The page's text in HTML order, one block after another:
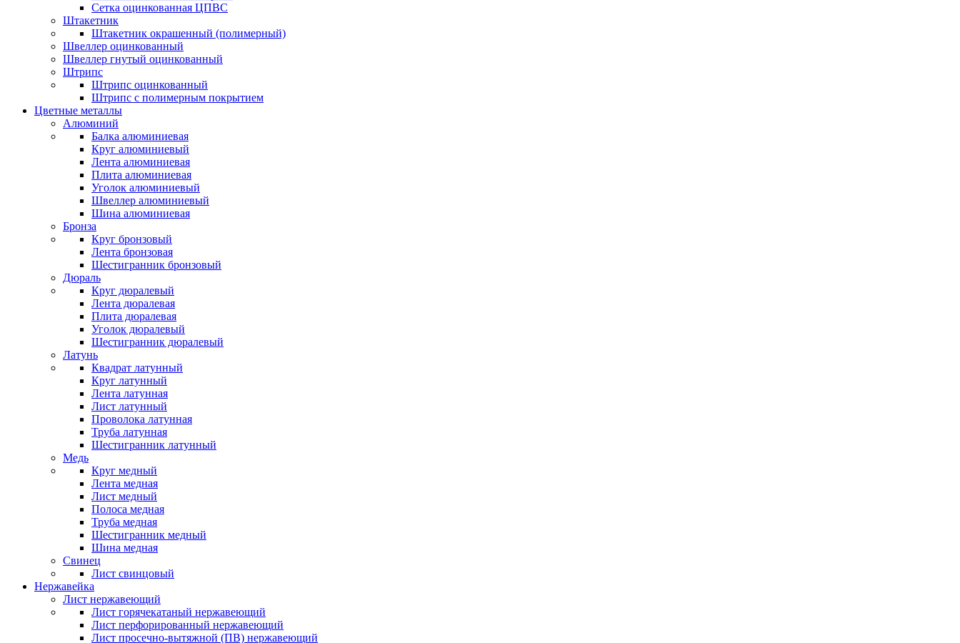
Сетка оцинкованная ЦПВС
Штакетник
Штакетник окрашенный (полимерный)
Швеллер оцинкованный
Швеллер гнутый оцинкованный
Штрипс
Штрипс оцинкованный
Штрипс с полимерным покрытием
Цветные металлы
Алюминий
Балка алюминиевая
Круг алюминиевый
Лента алюминиевая
Плита алюминиевая
Уголок алюминиевый
Швеллер алюминиевый
Шина алюминиевая
Бронза
Круг бронзовый
Лента бронзовая
Шестигранник бронзовый
Дюраль
Круг дюралевый
Лента дюралевая
Плита дюралевая
Уголок дюралевый
Шестигранник дюралевый
Латунь
Квадрат латунный
Круг латунный
Лента латунная
Лист латунный
Проволока латунная
Труба латунная
Шестигранник латунный
Медь
Круг медный
Лента медная
Лист медный
Полоса медная
Труба медная
Шестигранник медный
Шина медная
Свинец
Лист свинцовый
Нержавейка
Лист нержавеющий
Лист горячекатаный нержавеющий
Лист перфорированный нержавеющий
Лист просечно-вытяжной (ПВ) нержавеющий